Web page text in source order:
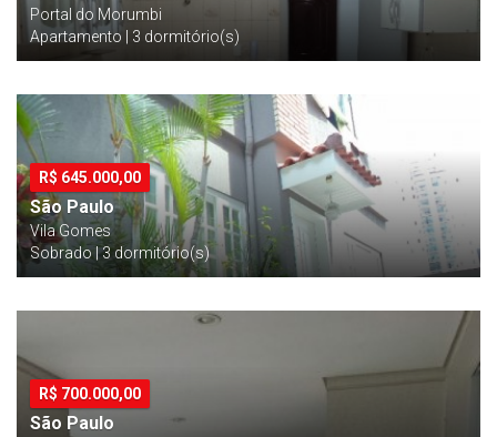
Portal do Morumbi
Apartamento | 3 dormitório(s)
R$ 645.000,00
São Paulo
Vila Gomes
Sobrado | 3 dormitório(s)
R$ 700.000,00
São Paulo